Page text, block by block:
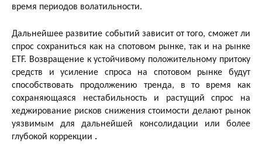
время периодов волатильности.
Дальнейшее развитие событий зависит от того, сможет ли
спрос сохраниться как на спотовом рынке, так и на рынке
ETF. Возвращение к устойчивому положительному притоку
средств и усиление спроса на спотовом рынке будут
способствовать продолжению тренда, в то время как
сохраняющаяся нестабильность и растущий спрос на
хеджирование рисков снижения стоимости делают рынок
уязвимым для дальнейшей консолидации или более
глубокой коррекции .